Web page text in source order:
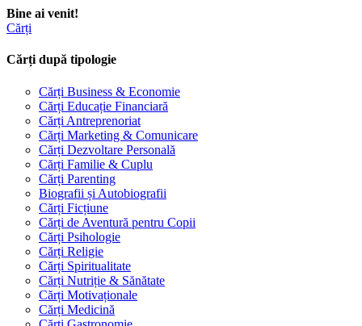
Bine ai venit!
Cărți
Cărți după tipologie
Cărți Business & Economie
Cărți Educație Financiară
Cărți Antreprenoriat
Cărți Marketing & Comunicare
Cărți Dezvoltare Personală
Cărți Familie & Cuplu
Cărți Parenting
Biografii și Autobiografii
Cărți Ficțiune
Cărți de Aventură pentru Copii
Cărți Psihologie
Cărți Religie
Cărți Spiritualitate
Cărți Nutriție & Sănătate
Cărți Motivaționale
Cărți Medicină